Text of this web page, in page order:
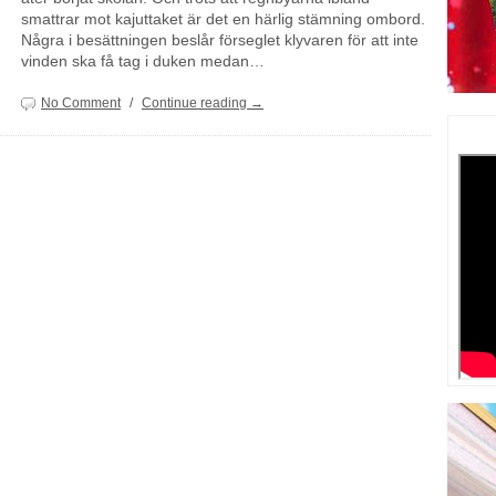
smattrar mot kajuttaket är det en härlig stämning ombord.
Några i besättningen beslår förseglet klyvaren för att inte
vinden ska få tag i duken medan…
No Comment / Continue reading →